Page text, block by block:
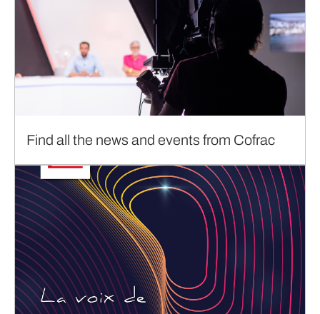
Find all the news and events from Cofrac